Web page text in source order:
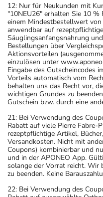
12: Nur für Neukunden mit
"10NEU26" erhalten Sie 10
einem Mindestbestellwert
anwendbar auf
Säuglingsanfangsnahrung
Bestellungen über
Aktionsvorteilen
einzulösen unter
Eingabe des Gutscheincodes
Vorteils automatisch vom
behalten uns das Recht vor,
wichtigen Grundes zu
Gutschein bzw. durch eine
21: Bei Verwendung des
Rabatt auf viele Pierre Fabre-
rezeptpflichtige Artikel,
Versandkosten. Nicht mit
Coupons) kombinierbar und
und in der APONEO App.
solange der Vorrat reicht.
zu beenden. Keine
22: Bei Verwendung des